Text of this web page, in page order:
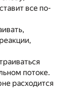
все по-
потоке.
расходится